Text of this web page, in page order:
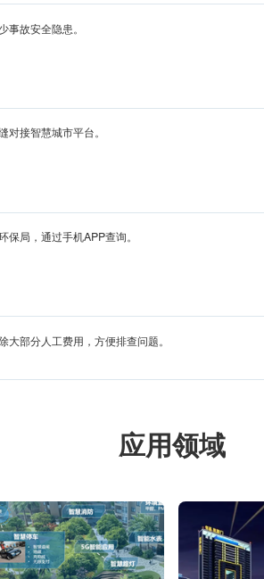
故安全隐患。
接智慧城市平台。
局，通过手机APP查询。
部分人工费用，方便排查问题。
应用领域